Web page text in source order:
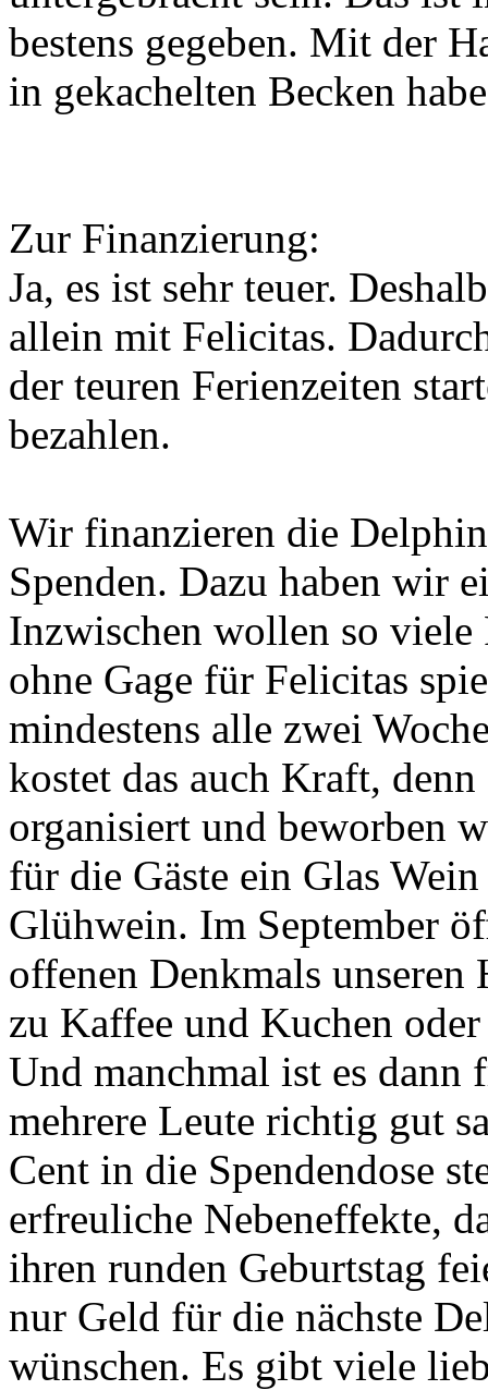
bestens gegeben. Mit der
in gekachelten Becken
Zur Finanzierung:
Ja, es ist sehr teuer.
allein mit Felicitas.
der teuren Ferienzeiten
bezahlen.
Wir finanzieren die
Spenden. Dazu haben wir
Inzwischen wollen so viele
ohne Gage für Felicitas
mindestens alle zwei
kostet das auch Kraft,
organisiert und beworben
für die Gäste ein Glas
Glühwein. Im September
offenen Denkmals unseren
zu Kaffee und Kuchen
Und manchmal ist es dann
mehrere Leute richtig gut
Cent in die Spendendose
erfreuliche Nebeneffekte,
ihren runden Geburtstag
nur Geld für die nächste
wünschen. Es gibt viele